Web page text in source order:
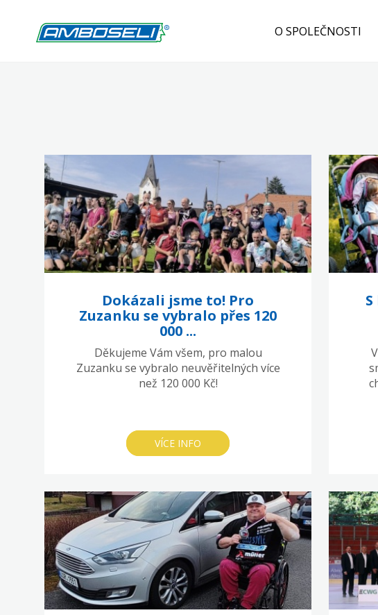
O SPOLEČNOSTI
Dokázali jsme to! Pro
Zuzanku se vybralo přes 120
000 ...
Děkujeme Vám všem, pro malou
Zuzanku se vybralo neuvěřitelných více
než 120 000 Kč!
VÍCE INFO